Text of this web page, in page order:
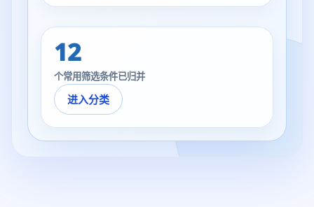
12
个常用筛选条件已归并
进入分类